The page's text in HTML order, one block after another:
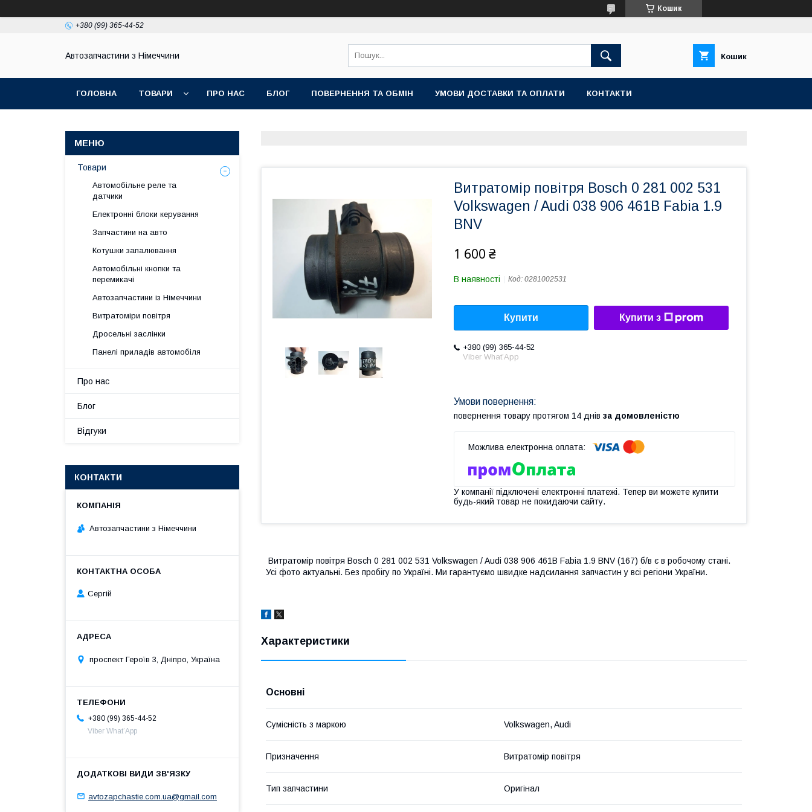
Кошик
+380 (99) 365-44-52
Автозапчастини з Німеччини Кошик
ГОЛОВНА ТОВАРИ ПРО НАС БЛОГ ПОВЕРНЕННЯ ТА ОБМІН УМОВИ ДОСТАВКИ ТА ОПЛАТИ КОНТАКТИ
Витратомір повітря Bosch 0 281 002 531
Volkswagen / Audi 038 906 461B Fabia 1.9
BNV
1 600 ₴
В наявності Код: 0281002531
Купити Купити з
+380 (99) 365-44-52
Viber What’App
повернення товару протягом 14 днів за домовленістю
У компанії підключені електронні платежі. Тепер ви можете купити
будь-який товар не покидаючи сайту.
Витратомір повітря Bosch 0 281 002 531 Volkswagen / Audi 038 906 461B Fabia 1.9 BNV (167) б/в є в робочому стані.
Усі фото актуальні. Без пробігу по Україні. Ми гарантуємо швидке надсилання запчастин у всі регіони України.
Характеристики
Основні
Сумісність з маркою Volkswagen, Audi
Призначення Витратомір повітря
Тип запчастини Оригінал
Товари
Автомобільне реле та
датчики
Електронні блоки керування
Запчастини на авто
Котушки запалювання
Автомобільні кнопки та
перемикачі
Автозапчастини із Німеччини
Витратоміри повітря
Дросельні заслінки
Панелі приладів автомобіля
Про нас
Блог
Відгуки
КОНТАКТИ
Автозапчастини з Німеччини
Сергій
проспект Героїв 3, Дніпро, Україна
+380 (99) 365-44-52
Viber What’App
avtozapchastie.com.ua@gmail.com